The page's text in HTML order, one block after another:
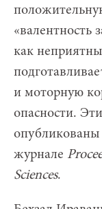
«валентность
как
и моторную
опасности.
опубликованы
журнале
Sciences.